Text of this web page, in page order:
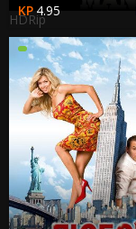
4.95
HDRip